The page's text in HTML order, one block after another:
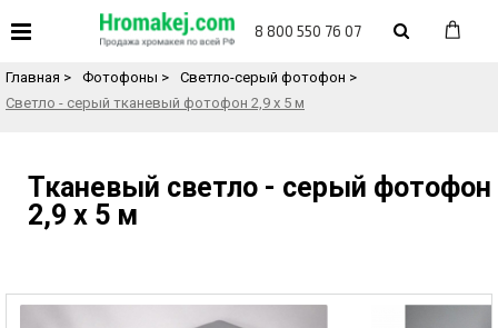
8 800 550 76 07
Назад в каталог товаров
Главная > Фотофоны > Светло-серый фотофон >
Светло - серый тканевый фотофон 2,9 х 5 м
Тканевый светло - серый фотофон
2,9 х 5 м